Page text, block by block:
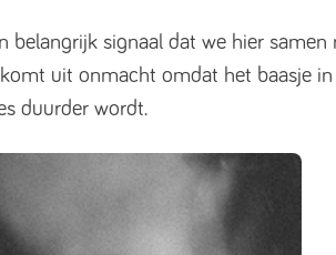
belangrijk signaal dat we hier
uit onmacht omdat het baasje in
duurder wordt.